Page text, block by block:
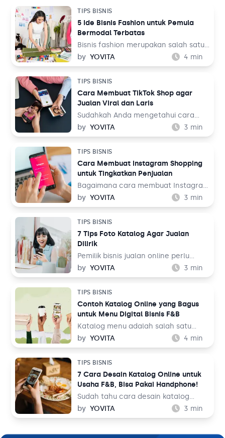
TIPS BISNIS
5 Ide Bisnis Fashion untuk Pemula
Bermodal Terbatas
Bisnis fashion merupakan salah satu
bisnis yang tak akan pernah mati.
Sebab, pada dasarnya setiap orang
kehidupan sehari-hari mereka, baik
untuk bekerja maupun aktivitas
lainnya. Tentu ini jadi peluang bisnis
yang menjanjikan dari waktu ke
waktu.
by YOVITA 4 min
TIPS BISNIS
Cara Membuat TikTok Shop agar
Jualan Viral dan Laris
Sudahkah Anda mengetahui cara
membuat TikTok Shop? TikTok
merupakan salah satu media sosial
sosial yang menampilkan konten
audio visual tersebut dinilai menarik
karena menampilkan beragam tema,
mulai dari hiburan, resep makanan,
hingga pengetahuan. Bahkan media
sosial ini juga bisa digunakan untuk
Lalu, bagaimana cara membuatnya
untuk jualan online?
by YOVITA 3 min
TIPS BISNIS
Cara Membuat Instagram Shopping
untuk Tingkatkan Penjualan
Bagaimana cara membuat Instagram
Shopping? Instagram adalah salah
satu media sosial populer saat ini
orang di seluruh dunia. Dalam
perspektif bisnis, hal ini tentu menjadi
sebuah keuntungan.
by YOVITA 3 min
TIPS BISNIS
7 Tips Foto Katalog Agar Jualan
Dilirik
Pemilik bisnis jualan online perlu
belajar tentang fotografi produk
agar bisa menghasilkan foto yang
barang dagangan. Foto katalog tidak
bisa dilakukan sembarangan dan asal
upload ke tempat jualan. Saat
berbelanja, pengunjung toko online
bukan hanya membandingkan harga
dengan toko sebelah, tetapi juga
ada.
by YOVITA 3 min
TIPS BISNIS
Contoh Katalog Online yang Bagus
untuk Menu Digital Bisnis F&B
Katalog menu adalah salah satu
elemen penting dalam bisnis F&B.
Tidak hanya memudahkan pelanggan
mereka pesan, tapi katalog menu
juga bisa menjadi sarana
membangun image untuk bisnis Anda.
Oleh karena itu, mendesain katalog
menu menjadi hal yang perlu
dipikirkan secara matang dan
by YOVITA 4 min
TIPS BISNIS
7 Cara Desain Katalog Online untuk
Usaha F&B, Bisa Pakai Handphone!
Sudah tahu cara desain katalog
online? Sebagai pemilik bisnis F&B,
Anda perlu memperkenalkan
by YOVITA 3 min